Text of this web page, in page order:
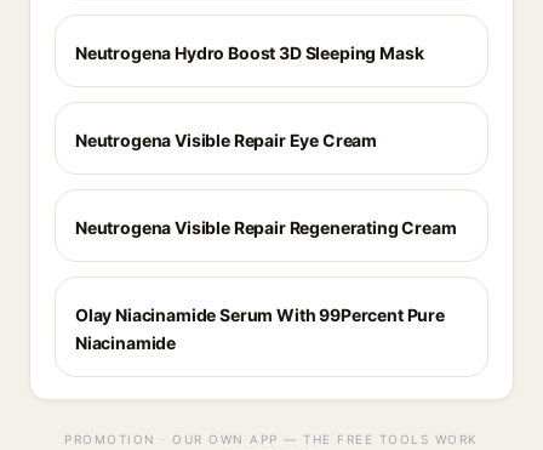
Neutrogena Hydro Boost 3D Sleeping Mask
Neutrogena Visible Repair Eye Cream
Neutrogena Visible Repair Regenerating Cream
Olay Niacinamide Serum With 99Percent Pure
Niacinamide
PROMOTION · OUR OWN APP — THE FREE TOOLS WORK